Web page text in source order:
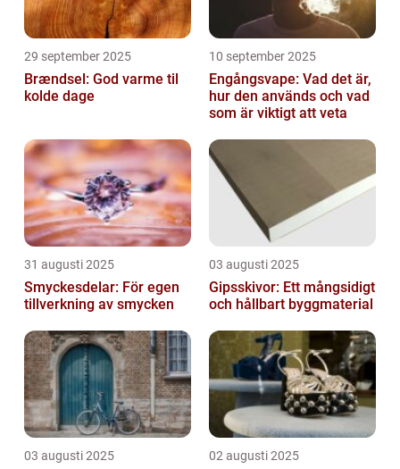
29 september 2025
Brændsel: God varme til
kolde dage
10 september 2025
Engångsvape: Vad det är,
hur den används och vad
som är viktigt att veta
31 augusti 2025
Smyckesdelar: För egen
tillverkning av smycken
03 augusti 2025
Gipsskivor: Ett mångsidigt
och hållbart byggmaterial
03 augusti 2025 02 augusti 2025